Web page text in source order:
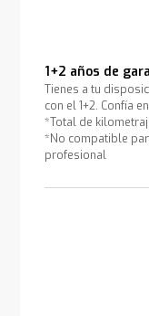
1+2 años de
Tienes a tu
con el 1+2. Confía
*Total de
*No compatible
profesional